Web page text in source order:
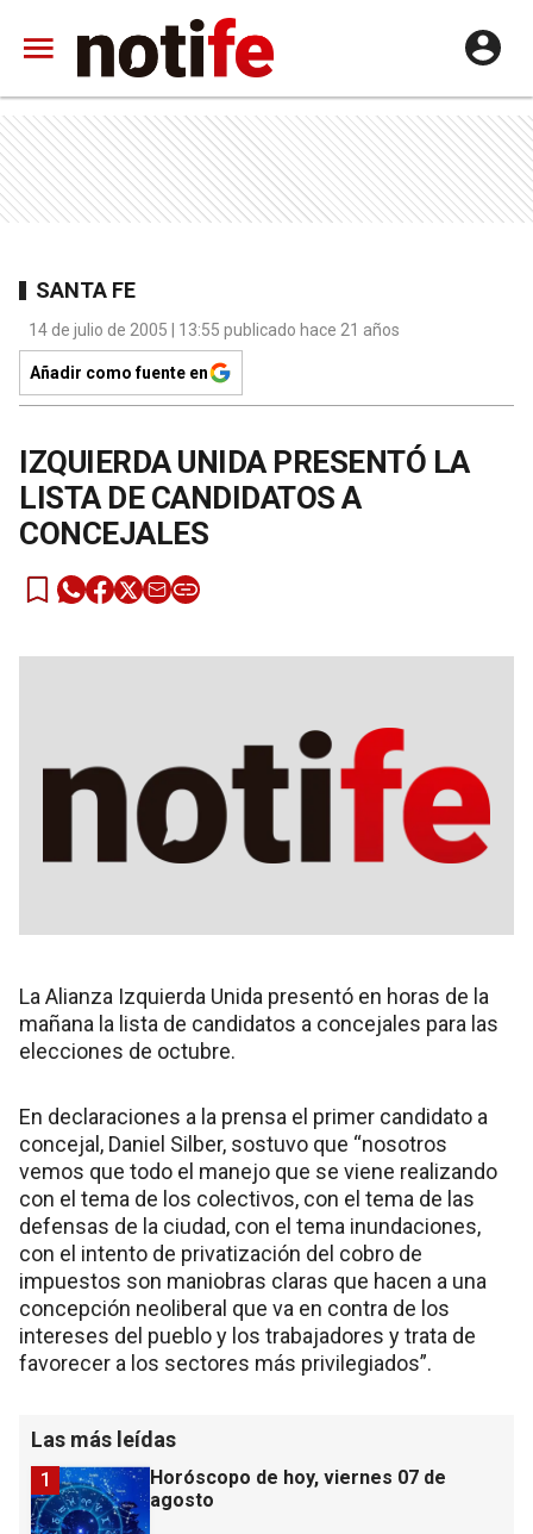
SANTA FE
14 de julio de 2005 | 13:55 publicado hace 21 años
Añadir como fuente en
IZQUIERDA UNIDA PRESENTÓ LA
LISTA DE CANDIDATOS A
CONCEJALES
La Alianza Izquierda Unida presentó en horas de la
mañana la lista de candidatos a concejales para las
elecciones de octubre.
En declaraciones a la prensa el primer candidato a
concejal, Daniel Silber, sostuvo que “nosotros
vemos que todo el manejo que se viene realizando
con el tema de los colectivos, con el tema de las
defensas de la ciudad, con el tema inundaciones,
con el intento de privatización del cobro de
impuestos son maniobras claras que hacen a una
concepción neoliberal que va en contra de los
intereses del pueblo y los trabajadores y trata de
favorecer a los sectores más privilegiados”.
Las más leídas
Horóscopo de hoy, viernes 07 de
agosto
1